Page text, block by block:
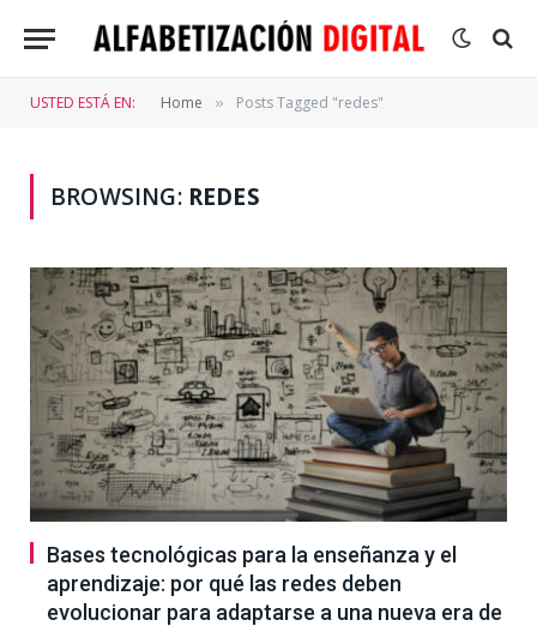
USTED ESTÁ EN: Home » Posts Tagged "redes"
BROWSING: REDES
Bases tecnológicas para la enseñanza y el
aprendizaje: por qué las redes deben
evolucionar para adaptarse a una nueva era de